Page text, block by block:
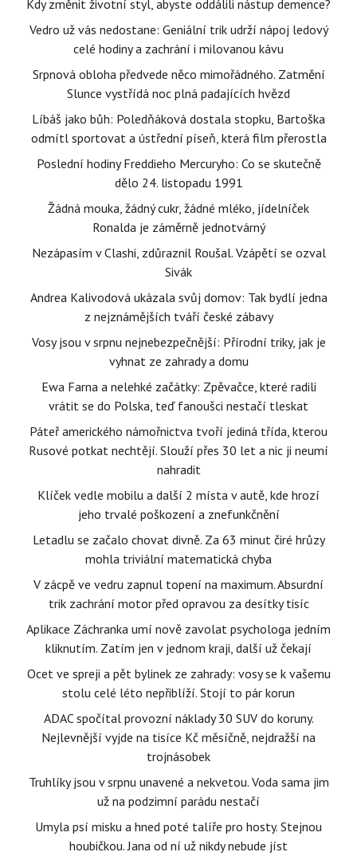
Kdy změnit životní styl, abyste oddálili nástup demence?
Vedro už vás nedostane: Geniální trik udrží nápoj ledový
celé hodiny a zachrání i milovanou kávu
Srpnová obloha předvede něco mimořádného. Zatmění
Slunce vystřídá noc plná padajících hvězd
Líbáš jako bůh: Poledňáková dostala stopku, Bartoška
odmítl sportovat a ústřední píseň, která film přerostla
Poslední hodiny Freddieho Mercuryho: Co se skutečně
dělo 24. listopadu 1991
Žádná mouka, žádný cukr, žádné mléko, jídelníček
Ronalda je záměrně jednotvárný
Nezápasím v Clashi, zdůraznil Roušal. Vzápětí se ozval
Sivák
Andrea Kalivodová ukázala svůj domov: Tak bydlí jedna
z nejznámějších tváří české zábavy
Vosy jsou v srpnu nejnebezpečnější: Přírodní triky, jak je
vyhnat ze zahrady a domu
Ewa Farna a nelehké začátky: Zpěvačce, které radili
vrátit se do Polska, teď fanoušci nestačí tleskat
Páteř amerického námořnictva tvoří jediná třída, kterou
Rusové potkat nechtějí. Slouží přes 30 let a nic ji neumí
nahradit
Klíček vedle mobilu a další 2 místa v autě, kde hrozí
jeho trvalé poškození a znefunkčnění
Letadlu se začalo chovat divně. Za 63 minut čiré hrůzy
mohla triviální matematická chyba
V zácpě ve vedru zapnul topení na maximum. Absurdní
trik zachrání motor před opravou za desítky tisíc
Aplikace Záchranka umí nově zavolat psychologa jedním
kliknutím. Zatím jen v jednom kraji, další už čekají
Ocet ve spreji a pět bylinek ze zahrady: vosy se k vašemu
stolu celé léto nepřiblíží. Stojí to pár korun
ADAC spočítal provozní náklady 30 SUV do koruny.
Nejlevnější vyjde na tisíce Kč měsíčně, nejdražší na
trojnásobek
Truhlíky jsou v srpnu unavené a nekvetou. Voda sama jim
už na podzimní parádu nestačí
Umyla psí misku a hned poté talíře pro hosty. Stejnou
houbičkou. Jana od ní už nikdy nebude jíst